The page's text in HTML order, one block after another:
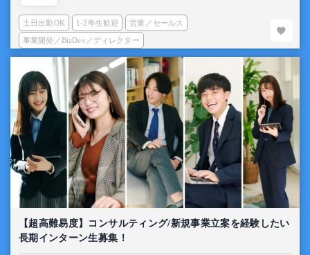
土日出勤OK 1-2年生歓迎 営業／セールス
事業開発／BizDev／ディレクター
【超高難易度】コンサルティング/新規事業立案を経験したい
長期インターン生募集！